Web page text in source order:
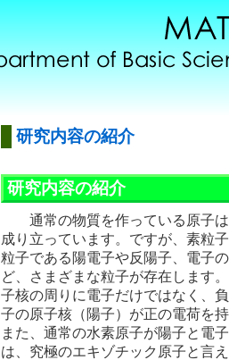
研究内容の紹介
研究内容の紹介
通常の物質を作っている原子は
成り立っています。ですが、素粒
粒子である陽電子や反陽子、電子
ど、さまざまな粒子が存在します
子核の周りに電子だけではなく、
子の原子核（陽子）が正の電荷を
また、通常の水素原子が陽子と電
は、究極のエキゾチック原子と言